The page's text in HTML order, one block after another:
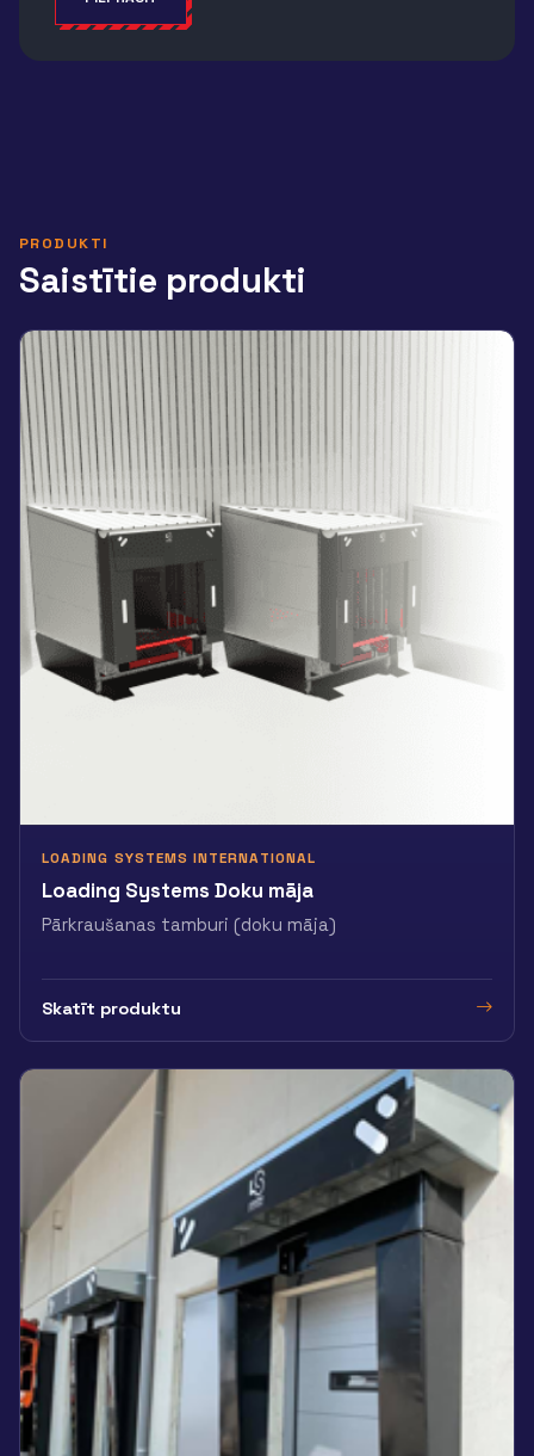
PRODUKTI
Saistītie produkti
LOADING SYSTEMS INTERNATIONAL
Loading Systems Doku māja
Pārkraušanas tamburi (doku māja)
Skatīt produktu